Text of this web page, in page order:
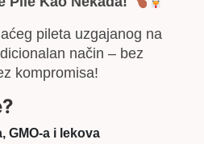
pileta uzgajanog na
način – bez
kompromisa!
GMO-a i lekova